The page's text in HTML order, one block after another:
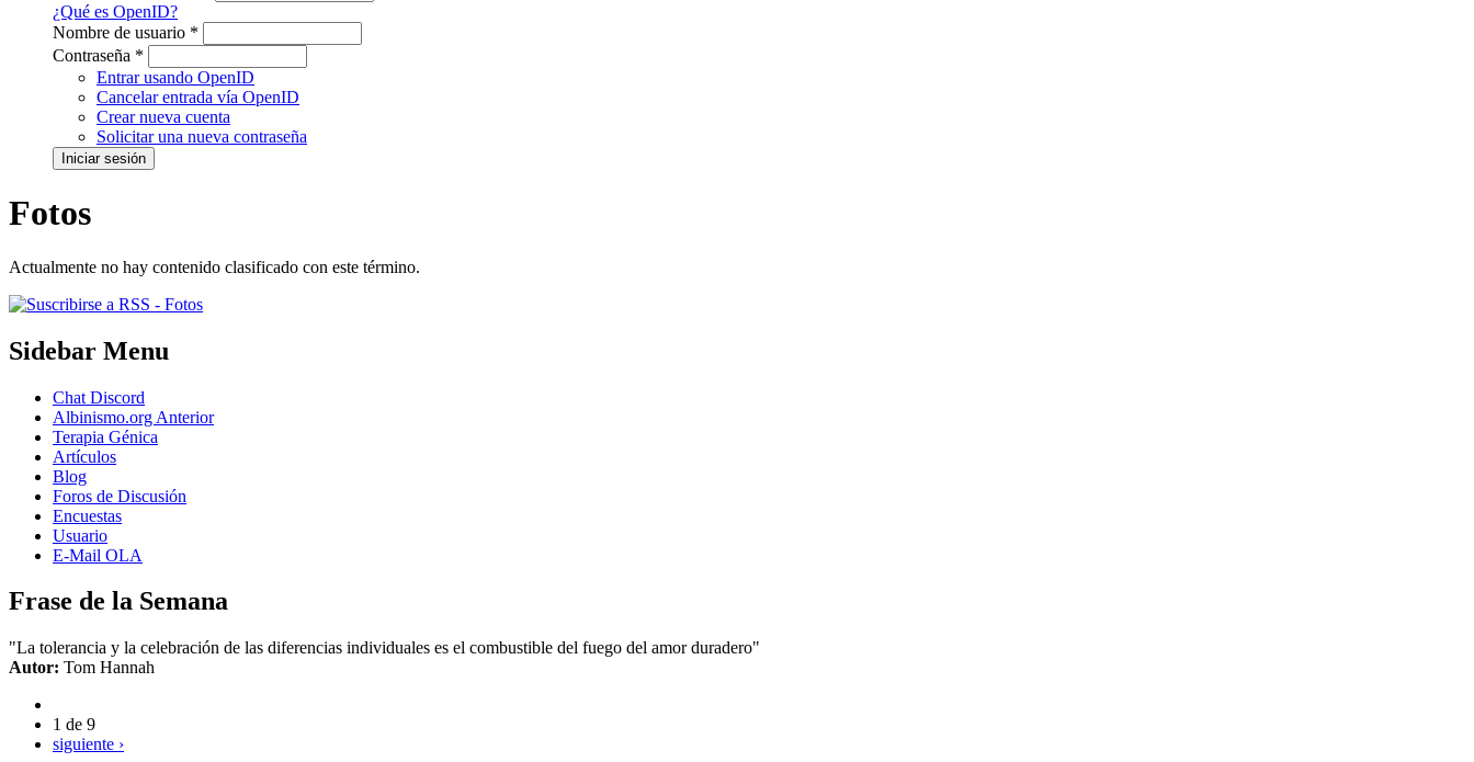
¿Qué es OpenID?
Nombre de usuario *
Contraseña *
Entrar usando OpenID
Cancelar entrada vía OpenID
Crear nueva cuenta
Solicitar una nueva contraseña
Fotos
Actualmente no hay contenido clasificado con este término.
Sidebar Menu
Chat Discord
Albinismo.org Anterior
Terapia Génica
Artículos
Blog
Foros de Discusión
Encuestas
Usuario
E-Mail OLA
Frase de la Semana
"La tolerancia y la celebración de las diferencias individuales es el combustible del fuego del amor duradero"
Autor: Tom Hannah
1 de 9
siguiente ›